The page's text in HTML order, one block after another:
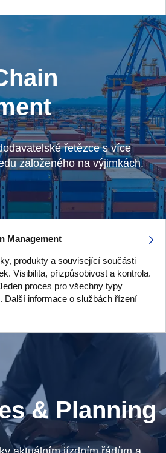
řetězce s více
založeného na výjimkách.
Management
produkty a související součásti
Visibilita, přizpůsobivost a kontrola.
proces pro všechny typy
Další informace o službách řízení
& Planning